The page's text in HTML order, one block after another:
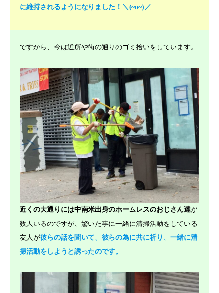
に維持されるようになりました！＼(~o~)／
ですから、今は近所や街の通りのゴミ拾いをしています。
近くの大通りには中南米出身のホームレスのおじさん達が
数人いるのですが、驚いた事に一緒に清掃活動をしている
友人が彼らの話を聞いて 彼らの為に共に祈り
一緒に清
掃活動をしようと誘ったのです。